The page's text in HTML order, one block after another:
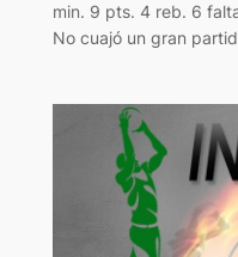
min. 9 pts. 4 reb. 6
No cuajó un gran